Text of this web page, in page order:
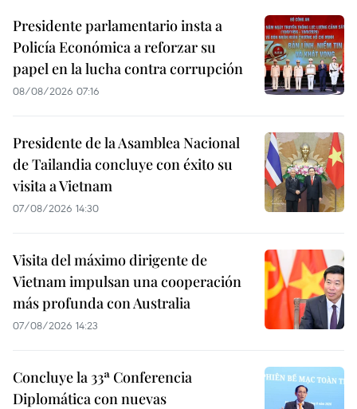
Presidente parlamentario insta a
Policía Económica a reforzar su
papel en la lucha contra corrupción
08/08/2026 07:16
Presidente de la Asamblea Nacional
de Tailandia concluye con éxito su
visita a Vietnam
07/08/2026 14:30
Visita del máximo dirigente de
Vietnam impulsan una cooperación
más profunda con Australia
07/08/2026 14:23
Concluye la 33ª Conferencia
Diplomática con nuevas